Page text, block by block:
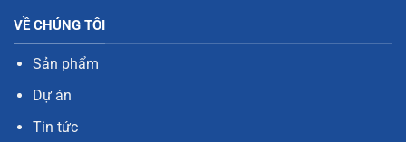
VỀ CHÚNG TÔI
Sản phẩm
Dự án
Tin tức